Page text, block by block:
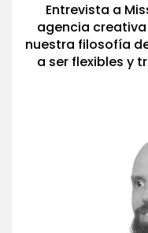
Entrevista a
agencia
nuestra filosofía
a ser flexibles y